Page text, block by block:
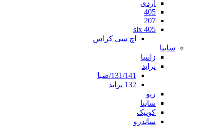
آردی
405
207
405 slx
اچ سی کراس
سایپا
زانتیا
پراید
131/141/صبا
132 پراید
ریو
ساینا
کوییک
ساندرو